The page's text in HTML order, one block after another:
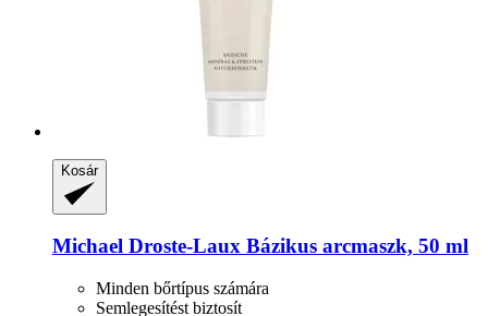
Kosár
Michael Droste-Laux Bázikus arcmaszk, 50 ml
Minden bőrtípus számára
Semlegesítést biztosít